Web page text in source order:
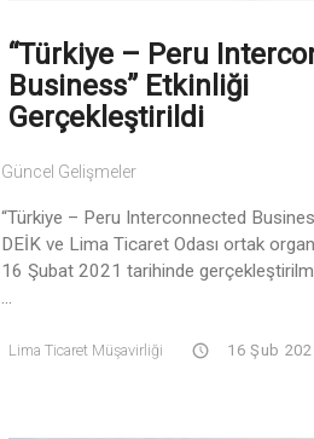
“Türkiye – Peru
Business” Etkinliği
Gerçekleştirildi
Güncel Gelişmeler
“Türkiye – Peru Interconnected
DEİK ve Lima Ticaret Odası ortak
16 Şubat 2021 tarihinde
Lima Ticaret Müşavirliği 16 Şub